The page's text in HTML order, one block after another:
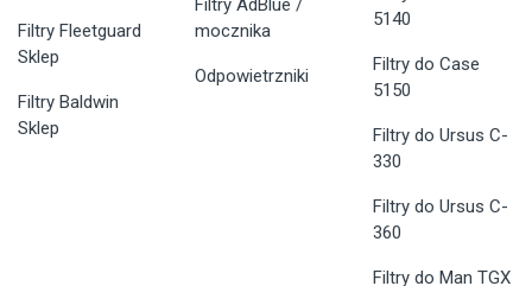
Filtry Fleetguard
Sklep
Filtry Baldwin
Sklep
Filtry AdBlue /
mocznika
Odpowietrzniki
5140
Filtry do Case
5150
Filtry do Ursus C-
330
Filtry do Ursus C-
360
Filtry do Man TGX